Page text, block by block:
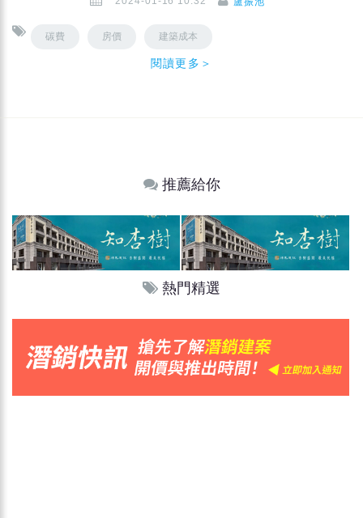
碳費 房價 建築成本
閱讀更多＞
推薦給你
熱門精選